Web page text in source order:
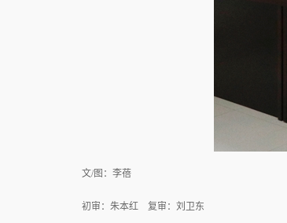
文/图：李蓓
初审：朱本红 复审：刘卫东